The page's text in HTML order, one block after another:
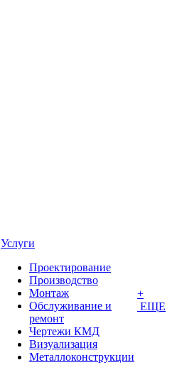
Услуги
Проектирование
Производство
Монтаж
Обслуживание и
ремонт
Чертежи КМД
Визуализация
Металлоконструкции
+
ЕЩЕ